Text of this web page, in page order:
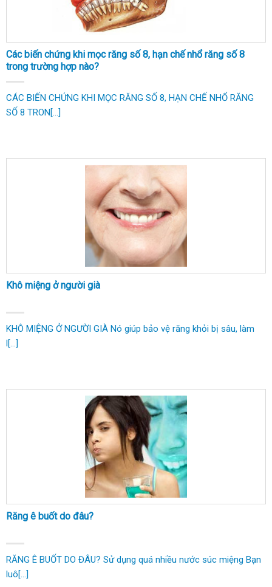
Các biến chứng khi mọc răng số 8, hạn chế nhổ răng số 8
trong trường hợp nào?
CÁC BIẾN CHỨNG KHI MỌC RĂNG SỐ 8, HẠN CHẾ NHỔ RĂNG
SỐ 8 TRON[...]
Khô miệng ở người già
KHÔ MIỆNG Ở NGƯỜI GIÀ Nó giúp bảo vệ răng khỏi bị sâu, làm
l[...]
Răng ê buốt do đâu?
RĂNG Ê BUỐT DO ĐÂU? Sử dụng quá nhiều nước súc miệng Bạn
luô[...]